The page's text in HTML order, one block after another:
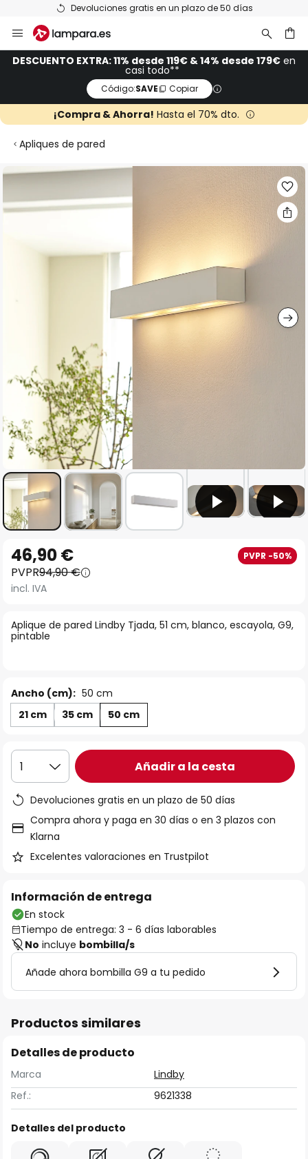
Devoluciones gratis en un plazo de 50 días
al
contenido
DESCUENTO EXTRA: 11% desde 119€ & 14% desde 179€ en
casi todo**
Código:SAVE Copiar
¡Compra & Ahorra! Hasta el 70% dto.
Apliques de pared
Saltar
final
comienzo
de
galería
de
Aplique de pared Lindby Tjada, 51 cm, blanco, escayola, G9,
pintable
46,90 € PVPR -50%
PVPR94,90 €
incl. IVA
Ancho (cm): 50 cm
21 cm
35 cm 50 cm
1 Añadir a la cesta
Devoluciones gratis en un plazo de 50 días
Compra ahora y paga en 30 días o en 3 plazos con
Klarna
Excelentes valoraciones en Trustpilot
Información de entrega
En stock
Tiempo de entrega: 3 - 6 días laborables
No incluye bombilla/s
Añade ahora bombilla G9 a tu pedido
Productos similares
Detalles de producto
Marca
Lindby
Ref.:
9621338
Detalles del producto